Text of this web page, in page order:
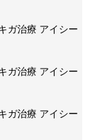
ガ治療 アイシー
ガ治療 アイシー
ガ治療 アイシー